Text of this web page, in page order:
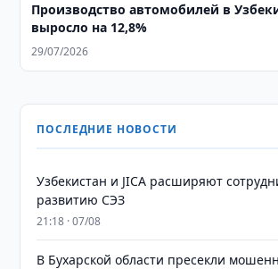
Производство автомобилей в
выросло на 12,8%
29/07/2026
ПОСЛЕДНИЕ НОВОСТИ
Узбекистан и JICA расширяют
развитию СЭЗ
21:18 · 07/08
В Бухарской области пресекли